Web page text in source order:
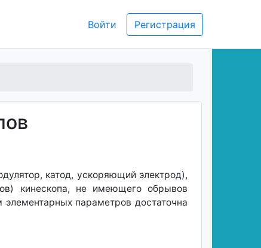
Войти Регистрация
катод, ускоряющий электрод),
кинескопа, не имеющего обрывов
элементарных параметров достаточна